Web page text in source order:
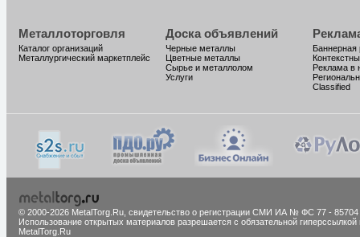
Металлоторговля
Каталог организаций
Металлургический маркетплейс
Доска объявлений
Черные металлы
Цветные металлы
Сырье и металлолом
Услуги
Баннерная
Реклама в
Classified
© 2000-2026 MetalTorg.Ru, cвидетельство о регистрации СМИ ИА № ФС 77 - 85704
Использование открытых материалов разрешается с обязательной гиперссылкой
MetalTorg.Ru